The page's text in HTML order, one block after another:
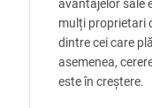
avantajelor sale
mulți proprietari
dintre cei care
asemenea,
este în creștere.